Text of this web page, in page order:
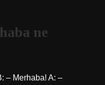
ne
– Merhaba! A: –